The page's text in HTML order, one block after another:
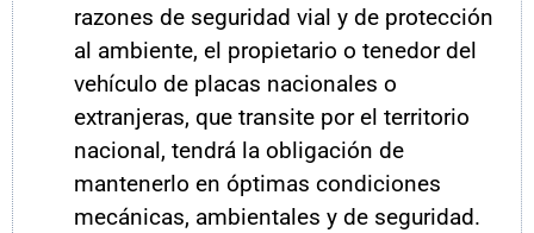
razones de seguridad vial y de protección
al ambiente, el propietario o tenedor del
vehículo de placas nacionales o
extranjeras, que transite por el territorio
nacional, tendrá la obligación de
mantenerlo en óptimas condiciones
mecánicas, ambientales y de seguridad.